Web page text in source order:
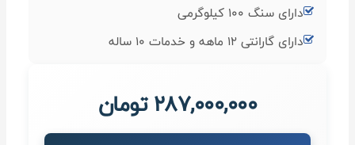
دارای سنگ 100 کیلوگرمی
دارای گارانتی 12 ماهه و خدمات 10 ساله
287,000,000 تومان